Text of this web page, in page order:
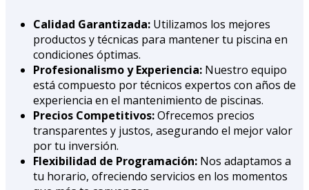
Calidad Garantizada: Utilizamos los mejores
productos y técnicas para mantener tu piscina en
condiciones óptimas.
Profesionalismo y Experiencia: Nuestro equipo
está compuesto por técnicos expertos con años de
experiencia en el mantenimiento de piscinas.
Precios Competitivos:Ofrecemos precios
transparentes y justos, asegurando el mejor valor
por tu inversión.
Flexibilidad de Programación: Nos adaptamos a
tu horario, ofreciendo servicios en los momentos